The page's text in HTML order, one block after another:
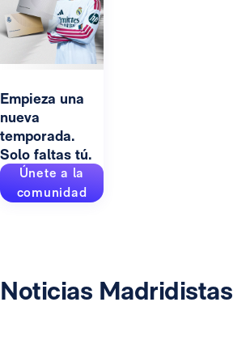
Empieza una
nueva
temporada.
Solo faltas tú.
Únete a la
comunidad
Noticias Madridistas